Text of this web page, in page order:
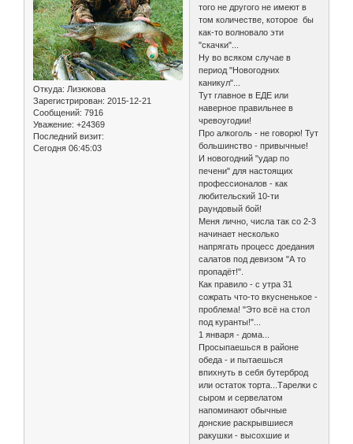
Откуда: Лизюкова
Зарегистрирован: 2015-12-21
Сообщений: 7916
Уважение: +24369
Последний визит:
Сегодня 06:45:03
того не другого не имеют в
том количестве, которое бы
как-то волновало эти
"скачки"...
Ну во всяком случае в
период "Новогодних
каникул"...
Тут главное в ЕДЕ или
наверное правильнее в
чревоугодии!
Про алкоголь - не говорю! Тут
большинство - привычные!
И новогодний "удар по
печени" для настоящих
профессионалов - как
любительский 10-ти
раундовый бой!
Меня лично, числа так со 2-3
начинает несколько
напрягать процесс доедания
салатов под девизом "А то
пропадёт!".
Как правило - с утра 31
сожрать что-то вкусненькое -
проблема! "Это всё на стол
под куранты!"...
1 января - дома...
Просыпаешься в районе
обеда - и пытаешься
впихнуть в себя бутерброд
или остаток торта...Тарелки с
сыром и сервелатом
напоминают обычные
донские раскрывшиеся
ракушки - высохшие и